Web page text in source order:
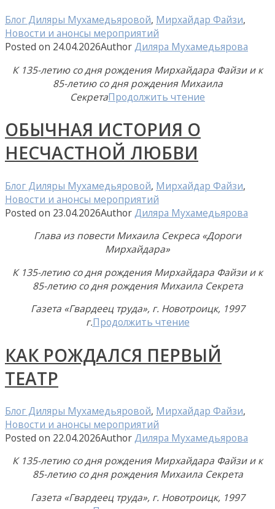
Блог Диляры Мухамедьяровой, Мирхайдар Файзи,
Новости и анонсы мероприятий
Posted on 24.04.2026AuthorДиляра Мухамедьярова
К 135-летию со дня рождения Мирхайдара Файзи и к
85-летию со дня рождения Михаила
СекретаПродолжить чтение
ОБЫЧНАЯ ИСТОРИЯ О
НЕСЧАСТНОЙ ЛЮБВИ
Блог Диляры Мухамедьяровой, Мирхайдар Файзи,
Новости и анонсы мероприятий
Posted on 23.04.2026AuthorДиляра Мухамедьярова
Глава из повести Михаила Секреса «Дороги
Мирхайдара»
К 135-летию со дня рождения Мирхайдара Файзи и к
85-летию со дня рождения Михаила Секрета
Газета «Гвардеец труда», г. Новотроицк, 1997
г.Продолжить чтение
КАК РОЖДАЛСЯ ПЕРВЫЙ
ТЕАТР
Блог Диляры Мухамедьяровой, Мирхайдар Файзи,
Новости и анонсы мероприятий
Posted on 22.04.2026AuthorДиляра Мухамедьярова
К 135-летию со дня рождения Мирхайдара Файзи и к
85-летию со дня рождения Михаила Секрета
Газета «Гвардеец труда», г. Новотроицк, 1997